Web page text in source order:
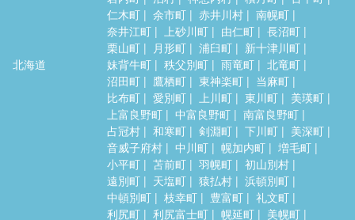
北海道
仁木町
余市町 赤井川村
南幌町
奈井江町
上砂川町 由仁町
長沼町
栗山町
月形町 浦臼町
新十津川町
妹背牛町
秩父別町 雨竜町
北竜町
沼田町
鷹栖町 東神楽町
当麻町
比布町
愛別町 上川町 東川町
美瑛町
上富良野町
中富良野町
南富良野町
占冠村
和寒町 剣淵町 下川町
美深町
音威子府村
中川町 幌加内町
増毛町
小平町
苫前町 羽幌町
初山別村
遠別町
天塩町 猿払村
浜頓別町
中頓別町
枝幸町 豊富町
礼文町
利尻町
利尻富士町 幌延町
美幌町